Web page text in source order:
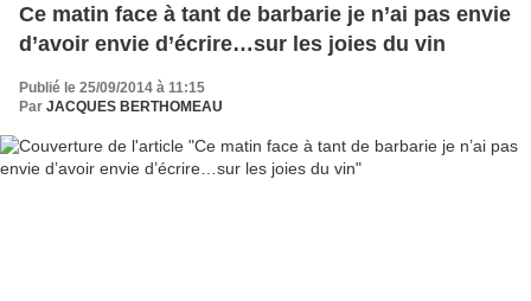
Ce matin face à tant de barbarie je n’ai pas envie
d’avoir envie d’écrire…sur les joies du vin
Publié le 25/09/2014 à 11:15
Par JACQUES BERTHOMEAU